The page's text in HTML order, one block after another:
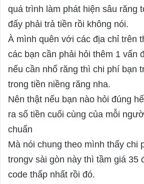
quá trình làm phát hiện sâu răng
đấy phải trả tiền rồi không nói.
À mình quên với các địa chỉ trên
các bạn cần phải hỏi thêm 1 vấn
nếu cần nhổ răng thì chi phí bạn
trong tiền niềng răng nha.
Nên thật nếu bạn nào hỏi đúng
ra số tiền cuối cùng của mỗi
chuẩn
Mà nói chung theo mình thấy chi
trongv sài gòn này thì tầm giá 35
code thấp nhất rồi đó.